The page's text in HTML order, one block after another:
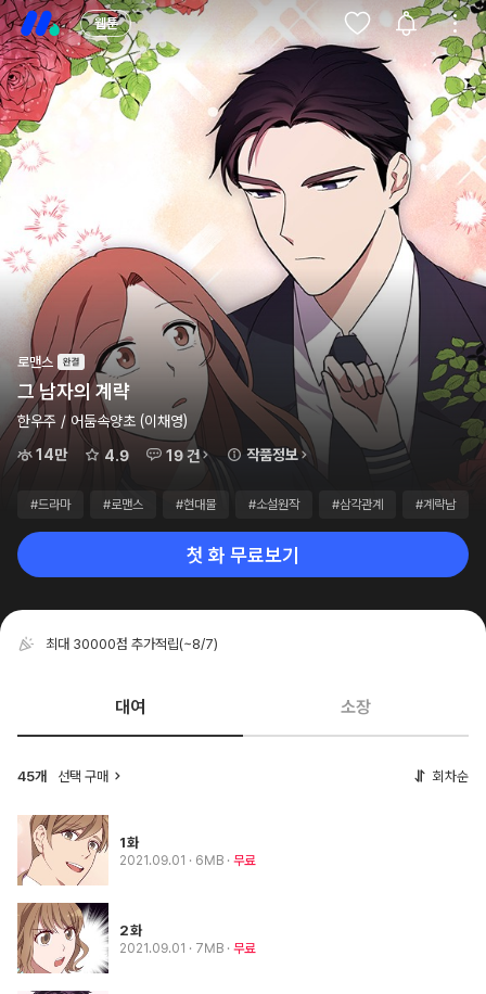
웹툰
로맨스
그 남자의 계략
한우주 / 어둠속양초 (이채영)
14만
4.9 19 건 작품정보
#드라마 #로맨스 #현대물 #소설원작 #삼각관계 #계략남
첫 화 무료보기
최대 30000점 추가적립(~8/7)
대여 소장
45개 선택 구매 회차순
1화
2021.09.01 · 6MB 무료
2화
2021.09.01 · 7MB 무료